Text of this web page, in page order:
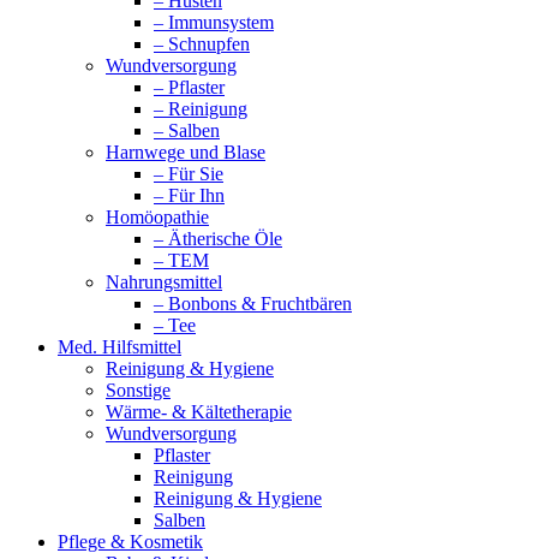
– Immunsystem
– Schnupfen
Wundversorgung
– Pflaster
– Reinigung
– Salben
Harnwege und Blase
– Für Sie
– Für Ihn
Homöopathie
– Ätherische Öle
– TEM
Nahrungsmittel
– Bonbons & Fruchtbären
– Tee
Med. Hilfsmittel
Reinigung & Hygiene
Sonstige
Wärme- & Kältetherapie
Wundversorgung
Pflaster
Reinigung
Reinigung & Hygiene
Salben
Pflege & Kosmetik